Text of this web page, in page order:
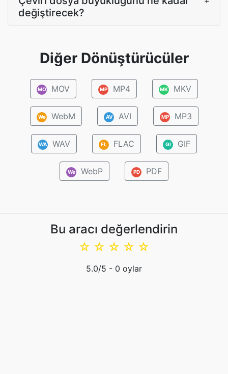
değiştirecek?
Diğer Dönüştürücüler
MO MOV MP MP4 MK MKV
We WebM AV AVI MP MP3
WA WAV FL FLAC GI GIF
We WebP PD PDF
Bu aracı değerlendirin
☆
☆
☆
☆
☆
5.0/5 - 0 oylar